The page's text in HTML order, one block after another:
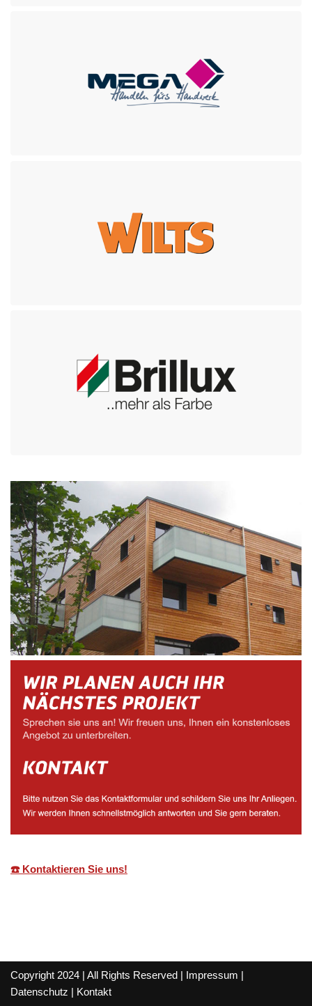
☎️ Kontaktieren Sie uns!
Copyright 2024 | All Rights Reserved | Impressum |
Datenschutz | Kontakt